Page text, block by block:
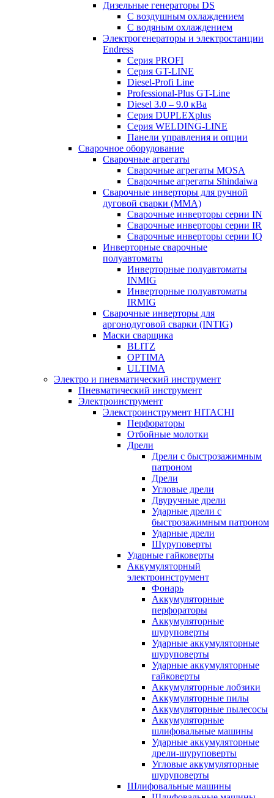
Дизельные генераторы DS
С воздушным охлаждением
С водяным охлаждением
Электрогенераторы и электростанции
Endress
Серия PROFI
Серия GT-LINE
Diesel-Profi Line
Professional-Plus GT-Line
Diesel 3.0 – 9.0 кВа
Серия DUPLEXplus
Серия WELDING-LINE
Панели управления и опции
Сварочное оборудование
Сварочные агрегаты
Сварочные агрегаты MOSA
Сварочные агрегаты Shindaiwa
Сварочные инверторы для ручной
дуговой сварки (MMA)
Сварочные инверторы серии IN
Сварочные инверторы серии IR
Сварочные инверторы серии IQ
Инверторные сварочные
полуавтоматы
Инверторные полуавтоматы
INMIG
Инверторные полуавтоматы
IRMIG
Сварочные инверторы для
аргонодуговой сварки (INTIG)
Маски сварщика
BLITZ
OPTIMA
ULTIMA
Электро и пневматический инструмент
Пневматический инструмент
Электроинструмент
Элекстроинструмент HITACHI
Перфораторы
Отбойные молотки
Дрели
Дрели с быстрозажимным
патроном
Дрели
Угловые дрели
Двуручные дрели
Ударные дрели с
быстрозажимным патроном
Ударные дрели
Шуруповерты
Ударные гайковерты
Аккумуляторный
электроинструмент
Фонарь
Аккумуляторные
перфораторы
Аккумуляторные
шуруповерты
Ударные аккумуляторные
шуруповерты
Ударные аккумуляторные
гайковерты
Аккумуляторные лобзики
Аккумуляторные пилы
Аккумуляторные пылесосы
Аккумуляторные
шлифовальные машины
Ударные аккумуляторные
дрели-шуруповерты
Угловые аккумуляторные
шуруповерты
Шлифовальные машины